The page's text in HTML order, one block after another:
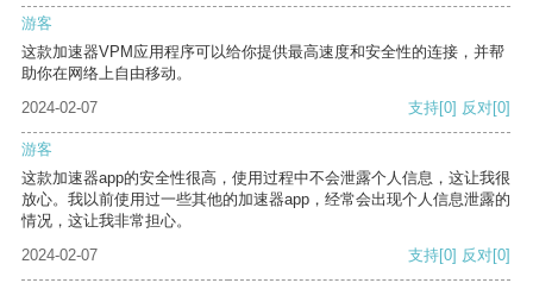
游客
这款加速器VPM应用程序可以给你提供最高速度和安全性的连接，并帮
助你在网络上自由移动。
2024-02-07
支持[0] 反对[0]
游客
这款加速器app的安全性很高，使用过程中不会泄露个人信息，这让我很
放心。我以前使用过一些其他的加速器app，经常会出现个人信息泄露的
情况，这让我非常担心。
2024-02-07
支持[0] 反对[0]